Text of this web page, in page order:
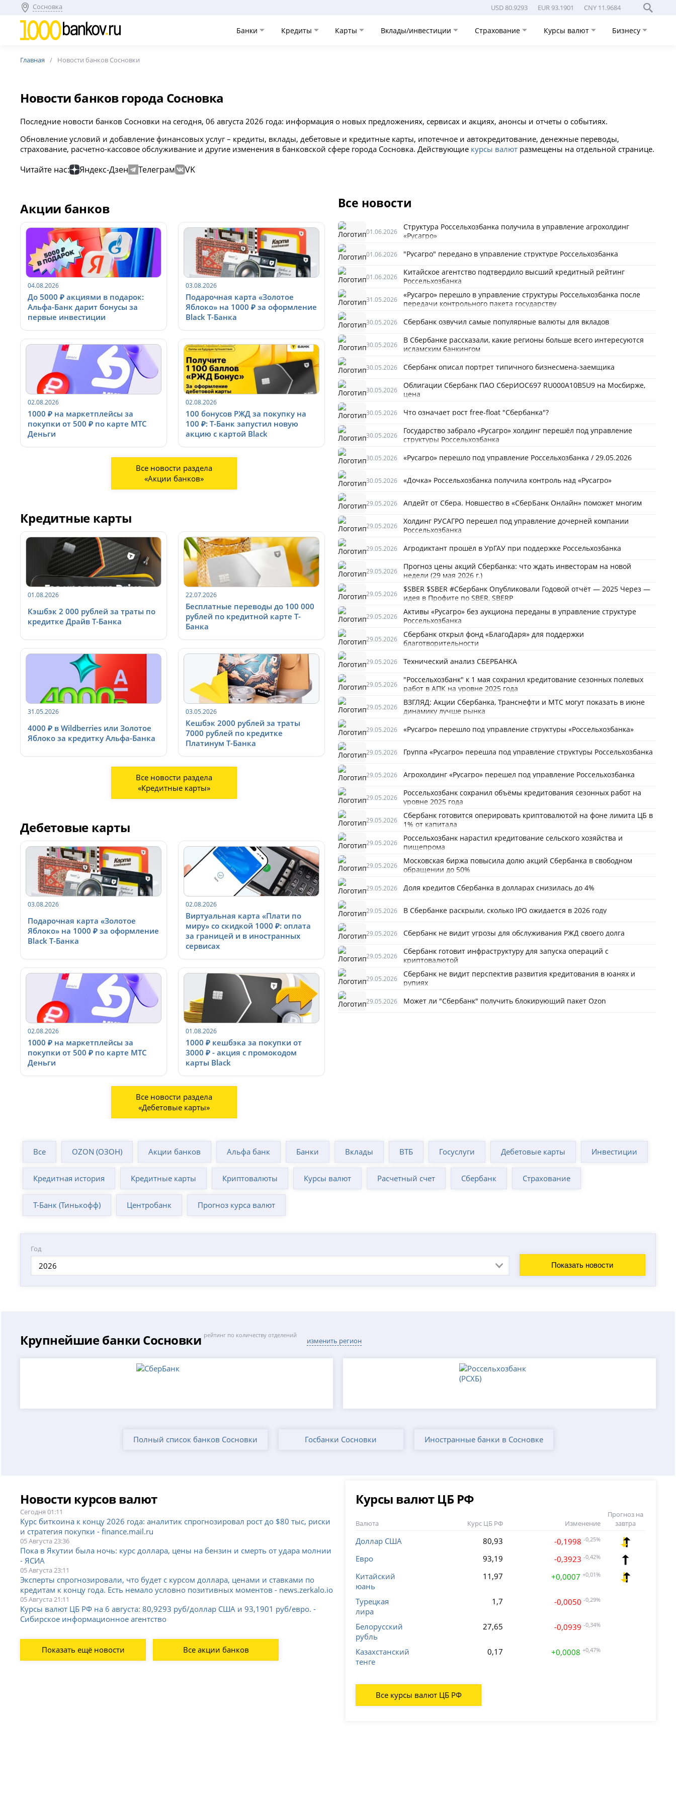
Сосновка USD 80.9293 EUR 93.1901 CNY 11.9684
Банки Кредиты Карты Вклады/инвестиции Страхование Курсы валют Бизнесу
Главная Новости банков Сосновки
Новости банков города Сосновка
Последние новости банков Сосновки на сегодня, 06 августа 2026 года: информация о новых предложениях, сервисах и акциях, анонсы и отчеты о событиях.
Обновление условий и добавление финансовых услуг – кредиты, вклады, дебетовые и кредитные карты, ипотечное и автокредитование, денежные переводы,
страхование, расчетно-кассовое обслуживание и другие изменения в банковской сфере города Сосновка. Действующие курсы валют размещены на отдельной странице.
Читайте нас: Яндекс-Дзен Телеграм VK
Акции банков
04.08.2026
До 5000 ₽ акциями в подарок:
Альфа-Банк дарит бонусы за
первые инвестиции
03.08.2026
Подарочная карта «Золотое
Яблоко» на 1000 ₽ за оформление
Black Т-Банка
02.08.2026
1000 ₽ на маркетплейсы за
покупки от 500 ₽ по карте МТС
Деньги
02.08.2026
100 бонусов РЖД за покупку на
100 ₽: Т-Банк запустил новую
акцию с картой Black
Все новости раздела
«Акции банков»
Кредитные карты
01.08.2026
Кэшбэк 2 000 рублей за траты по
кредитке Драйв Т-Банка
22.07.2026
Бесплатные переводы до 100 000
рублей по кредитной карте Т-
Банка
31.05.2026
4000 ₽ в Wildberries или Золотое
Яблоко за кредитку Альфа-Банка
03.05.2026
Кешбэк 2000 рублей за траты
7000 рублей по кредитке
Платинум Т-Банка
Все новости раздела
«Кредитные карты»
Дебетовые карты
03.08.2026
Подарочная карта «Золотое
Яблоко» на 1000 ₽ за оформление
Black Т-Банка
02.08.2026
Виртуальная карта «Плати по
миру» со скидкой 1000 ₽: оплата
за границей и в иностранных
сервисах
02.08.2026
1000 ₽ на маркетплейсы за
покупки от 500 ₽ по карте МТС
Деньги
01.08.2026
1000 ₽ кешбэка за покупки от
3000 ₽ - акция с промокодом
карты Black
Все новости раздела
«Дебетовые карты»
Все новости
01.06.2026
Структура Россельхозбанка получила в управление агрохолдинг
«Русагро»
01.06.2026 "Русагро" передано в управление структуре Россельхозбанка
01.06.2026
Китайское агентство подтвердило высший кредитный рейтинг
Россельхозбанка
31.05.2026
«Русагро» перешло в управление структуры Россельхозбанка после
передачи контрольного пакета государству
30.05.2026 Сбербанк озвучил самые популярные валюты для вкладов
30.05.2026
В Сбербанке рассказали, какие регионы больше всего интересуются
исламским банкингом
30.05.2026 Сбербанк описал портрет типичного бизнесмена-заемщика
30.05.2026
Облигации Сбербанк ПАО СберИОС697 RU000A10B5U9 на Мосбирже,
цена
30.05.2026 Что означает рост free-float "Сбербанка"?
30.05.2026
Государство забрало «Русагро» холдинг перешёл под управление
структуры Россельхозбанка
30.05.2026 «Русагро» перешло под управление Россельхозбанка / 29.05.2026
30.05.2026 «Дочка» Россельхозбанка получила контроль над «Русагро»
29.05.2026 Апдейт от Сбера. Новшество в «СберБанк Онлайн» поможет многим
29.05.2026
Холдинг РУСАГРО перешел под управление дочерней компании
Россельхозбанка
29.05.2026 Агродиктант прошёл в УрГАУ при поддержке Россельхозбанка
29.05.2026
Прогноз цены акций Сбербанка: что ждать инвесторам на новой
недели (29 мая 2026 г.)
29.05.2026
$SBER $SBER #Сбербанк Опубликовали Годовой отчёт — 2025 Через —
идея в Профите по SBER, SBERP
29.05.2026
Активы «Русагро» без аукциона переданы в управление структуре
Россельхозбанка
29.05.2026
Сбербанк открыл фонд «БлагоДаря» для поддержки
благотворительности
29.05.2026 Технический анализ СБЕРБАНКА
29.05.2026
"Россельхозбанк" к 1 мая сохранил кредитование сезонных полевых
работ в АПК на уровне 2025 года
29.05.2026
ВЗГЛЯД: Акции Сбербанка, Транснефти и МТС могут показать в июне
динамику лучше рынка
29.05.2026 «Русагро» перешло под управление структуры «Россельхозбанка»
29.05.2026 Группа «Русагро» перешла под управление структуры Россельхозбанка
29.05.2026 Агрохолдинг «Русагро» перешел под управление Россельхозбанка
29.05.2026
Россельхозбанк сохранил объёмы кредитования сезонных работ на
уровне 2025 года
29.05.2026
Сбербанк готовится оперировать криптовалютой на фоне лимита ЦБ в
1% от капитала
29.05.2026
Россельхозбанк нарастил кредитование сельского хозяйства и
пищепрома
29.05.2026
Московская биржа повысила долю акций Сбербанка в свободном
обращении до 50%
29.05.2026 Доля кредитов Сбербанка в долларах снизилась до 4%
29.05.2026 В Сбербанке раскрыли, сколько IPO ожидается в 2026 году
29.05.2026 Сбербанк не видит угрозы для обслуживания РЖД своего долга
29.05.2026
Сбербанк готовит инфраструктуру для запуска операций с
криптовалютой
29.05.2026
Сбербанк не видит перспектив развития кредитования в юанях и
рупиях
29.05.2026 Может ли "Сбербанк" получить блокирующий пакет Ozon
Все OZON (ОЗОН) Акции банков Альфа банк Банки Вклады ВТБ Госуслуги Дебетовые карты Инвестиции
Кредитная история Кредитные карты Криптовалюты Курсы валют Расчетный счет Сбербанк Страхование
Т-Банк (Тинькофф) Центробанк Прогноз курса валют
Год
2026
Крупнейшие банки Сосновки рейтинг по количеству отделений
изменить регион
Полный список банков Сосновки Госбанки Сосновки Иностранные банки в Сосновке
Новости курсов валют
Сегодня 01:11
Курс биткоина к концу 2026 года: аналитик спрогнозировал рост до $80 тыс, риски
и стратегия покупки - finance.mail.ru
05 Августа 23:36
Пока в Якутии была ночь: курс доллара, цены на бензин и смерть от удара молнии
- ЯСИА
05 Августа 23:11
Эксперты спрогнозировали, что будет с курсом доллара, ценами и ставками по
кредитам к концу года. Есть немало условно позитивных моментов - news.zerkalo.io
05 Августа 21:11
Курсы валют ЦБ РФ на 6 августа: 80,9293 руб/доллар США и 93,1901 руб/евро. -
Сибирское информационное агентство
Показать ещё новости Все акции банков
Курсы валют ЦБ РФ
Валюта Курс ЦБ РФ Изменение
Прогноз на
завтра
Доллар США 80,93 -0,1998 -0,25%
Евро 93,19 -0,3923 -0,42%
Китайский
юань
11,97 +0,0007 +0,01%
Турецкая
лира
1,7 -0,0050 -0,29%
Белорусский
рубль
27,65 -0,0939 -0,34%
Казахстанский
тенге
0,17 +0,0008 +0,47%
Все курсы валют ЦБ РФ